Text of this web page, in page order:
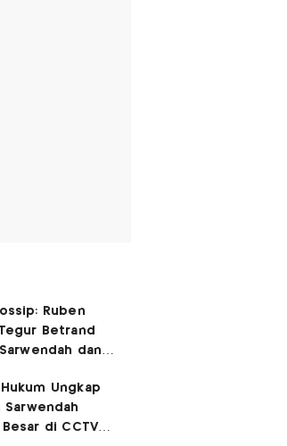
Ruben
Betrand
dan
Hukum Ungkap
Sarwendah
Besar di CCTV